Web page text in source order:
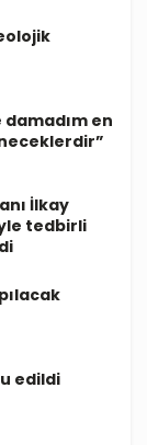
damadım en
İlkay
tedbirli
edildi